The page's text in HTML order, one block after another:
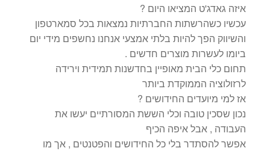
איזה גאדג'ט המציאו היום ?
עכשיו כשהרשתות החברתיות נמצאות בכל סמארטפון
והשיווק הפך להיות בלתי אמצעי אנחנו נחשפים מידי יום
ביומו לעשרות מוצרים חדשים .
תחום כלי הבית מאופיין בחדשנות תמידית וירידה
לרזולוציה הממוקדת ביותר
אז למי מיועדים החידושים ?
נכון שסכין טובה וכלי הששת המסורתיים יעשו את
העבודה , אבל איפה הכיף
אפשר להסתדר בלי כל החידושים והפטנטים , אך מו